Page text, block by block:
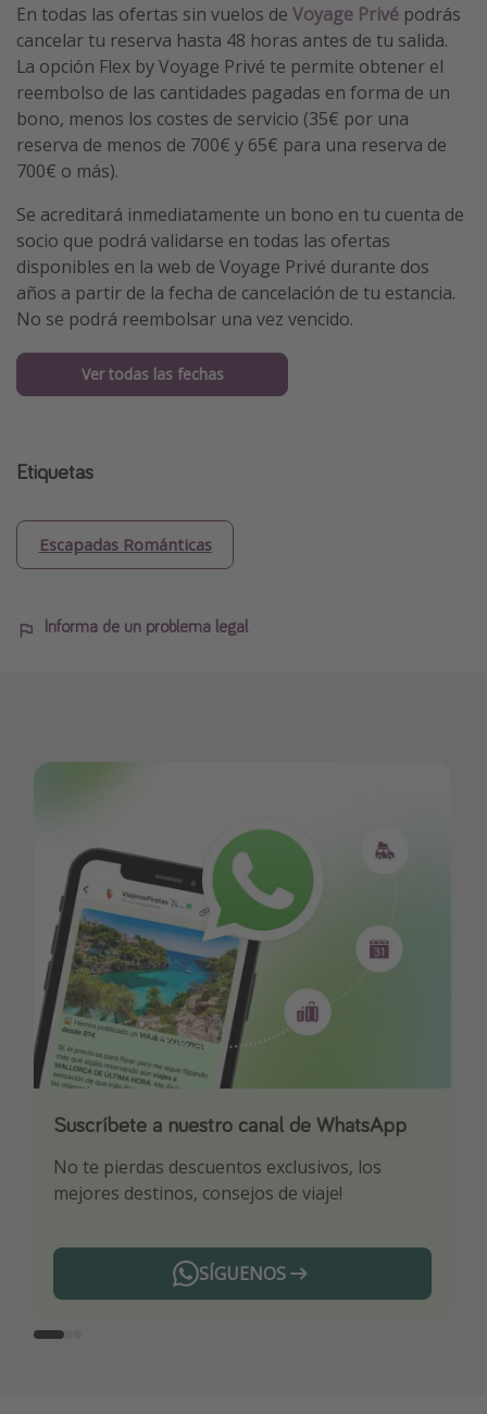
En todas las ofertas sin vuelos de Voyage Privé podrás
cancelar tu reserva hasta 48 horas antes de tu salida.
La opción Flex by Voyage Privé te permite obtener el
reembolso de las cantidades pagadas en forma de un
bono, menos los costes de servicio (35€ por una
reserva de menos de 700€ y 65€ para una reserva de
700€ o más).
Se acreditará inmediatamente un bono en tu cuenta de
socio que podrá validarse en todas las ofertas
disponibles en la web de Voyage Privé durante dos
años a partir de la fecha de cancelación de tu estancia.
No se podrá reembolsar una vez vencido.
Ver todas las fechas
Etiquetas
Escapadas Románticas
Informa de un problema legal
Suscríbete a nuestro canal de WhatsApp
No te pierdas descuentos exclusivos, los
mejores destinos, consejos de viaje!
SÍGUENOS
Descarga nuestra app
Sé el primero en reservar nuestros chollazos
¡Suscríbete a nuestro canal de Telegram!
¡Recibe las mejores ofertas seleccionadas para
ti por nuestros expertos en viajes
Telegram